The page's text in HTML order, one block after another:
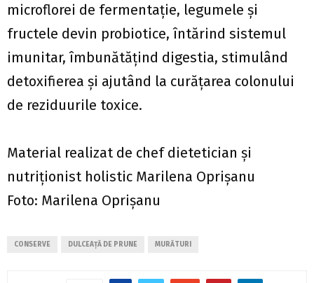
microflorei de fermentaţie, legumele şi
fructele devin probiotice, întărind sistemul
imunitar, îmbunătăţind digestia, stimulând
detoxifierea şi ajutând la curăţarea colonului
de reziduurile toxice.
Material realizat de chef dietetician și
nutriționist holistic Marilena Oprișanu
Foto: Marilena Oprișanu
CONSERVE DULCEAȚĂ DE PRUNE MURĂTURI